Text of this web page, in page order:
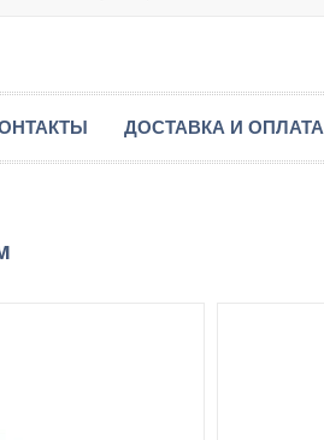
ДОСТАВКА И ОПЛАТА